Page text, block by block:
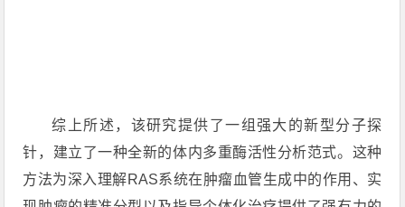
综上所述，该研究提供了一组强大的新型分子探
针，建立了一种全新的体内多重酶活性分析范式。这种
方法为深入理解RAS系统在肿瘤血管生成中的作用、实